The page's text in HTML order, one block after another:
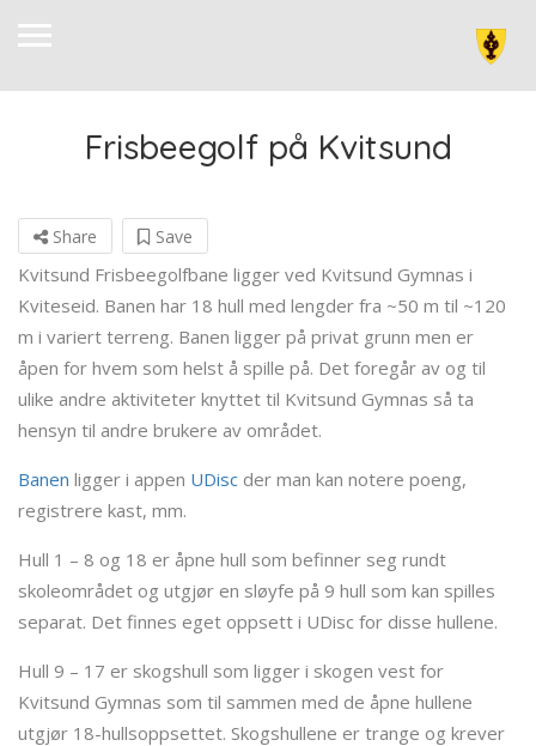
Frisbeegolf på Kvitsund
Share Save
Kvitsund Frisbeegolfbane ligger ved Kvitsund Gymnas i
Kviteseid. Banen har 18 hull med lengder fra ~50 m til ~120
m i variert terreng. Banen ligger på privat grunn men er
åpen for hvem som helst å spille på. Det foregår av og til
ulike andre aktiviteter knyttet til Kvitsund Gymnas så ta
hensyn til andre brukere av området.
Banen ligger i appen UDisc der man kan notere poeng,
registrere kast, mm.
Hull 1 – 8 og 18 er åpne hull som befinner seg rundt
skoleområdet og utgjør en sløyfe på 9 hull som kan spilles
separat. Det finnes eget oppsett i UDisc for disse hullene.
Hull 9 – 17 er skogshull som ligger i skogen vest for
Kvitsund Gymnas som til sammen med de åpne hullene
utgjør 18-hullsoppsettet. Skogshullene er trange og krever